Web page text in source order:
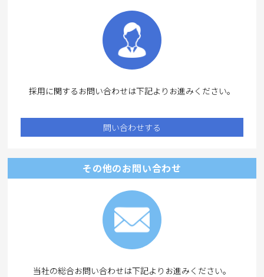
採用に関するお問い合わせは下記よりお進みください。
問い合わせする
その他のお問い合わせ
当社の総合お問い合わせは下記よりお進みください。